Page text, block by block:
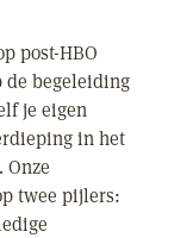
post-HBO
de begeleiding
je eigen
in het
twee pijlers: